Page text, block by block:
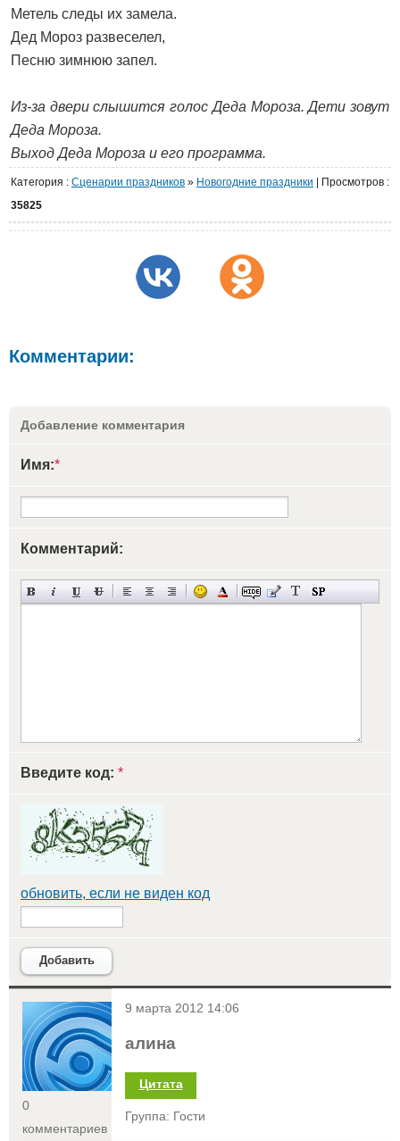
Метель следы их замела.
Дед Мороз развеселел,
Песню зимнюю запел.
Из-за двери слышится голос Деда Мороза. Дети зовут
Деда Мороза.
Выход Деда Мороза и его программа.
Категория : Сценарии праздников » Новогодние праздники Просмотров :
35825
Комментарии:
Добавление комментария
Имя:*
Комментарий:
Введите код: *
обновить, если не виден код
Добавить
<
0
комментариев
9 марта 2012 14:06
алина
Цитата
Группа: Гости